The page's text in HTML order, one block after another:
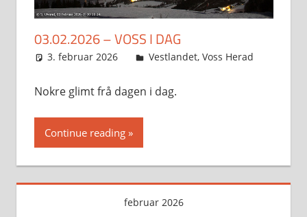
03.02.2026 – VOSS I DAG
3. februar 2026 Svein
Vestlandet, Voss Herad
Nokre glimt frå dagen i dag.
Continue reading
februar 2026